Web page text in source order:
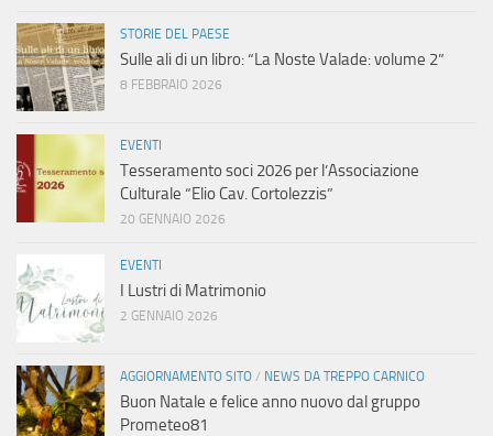
STORIE DEL PAESE
Sulle ali di un libro: “La Noste Valade: volume 2”
8 FEBBRAIO 2026
EVENTI
Tesseramento soci 2026 per l’Associazione
Culturale “Elio Cav. Cortolezzis”
20 GENNAIO 2026
EVENTI
I Lustri di Matrimonio
2 GENNAIO 2026
AGGIORNAMENTO SITO / NEWS DA TREPPO CARNICO
Buon Natale e felice anno nuovo dal gruppo
Prometeo81